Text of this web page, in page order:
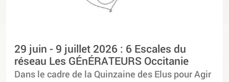
29 juin - 9 juillet 2026 : 6 Escales du
réseau Les GÉnÉRATEURS Occitanie
Dans le cadre de la Quinzaine des Elus pour Agir